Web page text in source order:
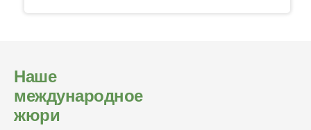
Наше
международное
жюри